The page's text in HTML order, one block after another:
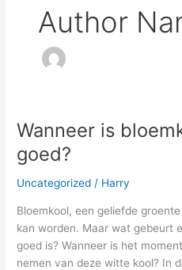
Author
Wanneer is
goed?
Uncategorized / Harry
Bloemkool, een ⁣geliefde
kan worden. Maar wat gebeurt
goed⁢ is? Wanneer is het
nemen van deze witte kool? In
Wanneer
bloemkool
niet
goed?